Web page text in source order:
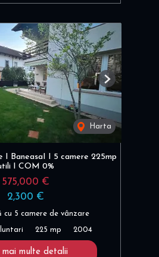
Harta
Next
I BaneasaI I 5 camere 225mp
I COM 0%
575,000 €
2,300 €
cu 5 camere de vânzare
225 mp 2004
mai multe detalii